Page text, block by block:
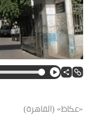
«عكاظ» (القاهرة)